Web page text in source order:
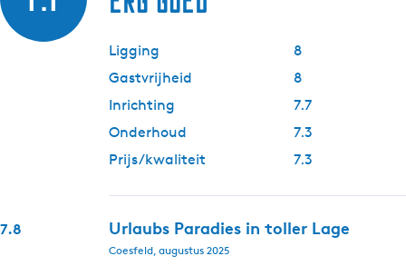
Ligging
8
Gastvrijheid
8
Inrichting
7.7
Onderhoud
7.3
Prijs/kwaliteit
7.3
7.8 Urlaubs Paradies in toller Lage
Coesfeld, augustus 2025